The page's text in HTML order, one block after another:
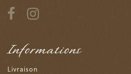
Informations
Livraison